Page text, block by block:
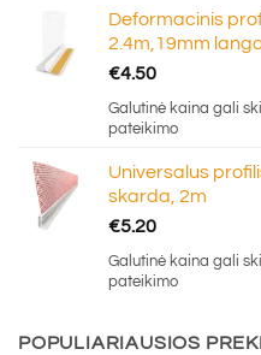
Deformacinis
2.4m,19mm
€4.50
Galutinė kaina gali
pateikimo
Universalus
skarda, 2m
€5.20
Galutinė kaina gali
pateikimo
POPULIARIAUSIOS